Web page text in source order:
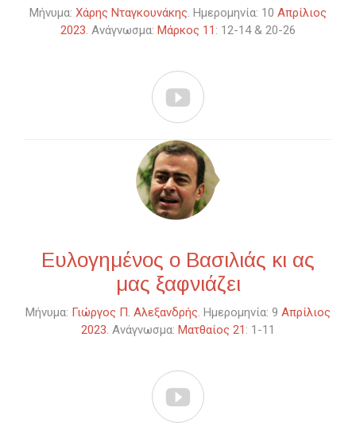
Μήνυμα: Χάρης Νταγκουνάκης. Ημερομηνία: 10 Απρίλιος
2023. Ανάγνωσμα: Μάρκος 11 : 12-14 & 20-26

Ευλογημένος ο Βασιλιάς κι ας
μας ξαφνιάζει
Μήνυμα: Γιώργος Π. Αλεξανδρής. Ημερομηνία: 9 Απρίλιος
2023. Ανάγνωσμα: Ματθαίος 21 : 1-11
